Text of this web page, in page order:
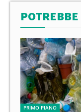
PRIMO PIANO